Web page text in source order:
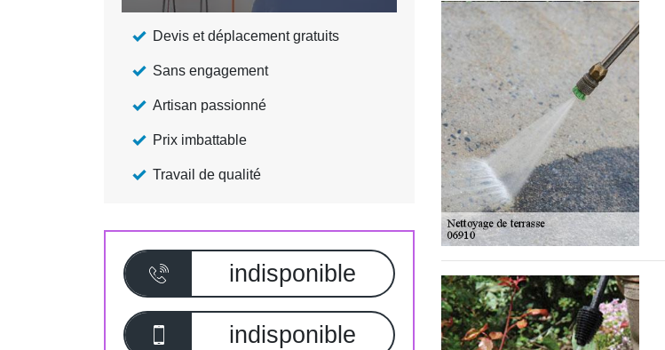
Devis et déplacement gratuits
Sans engagement
Artisan passionné
Prix imbattable
Travail de qualité
indisponible
indisponible